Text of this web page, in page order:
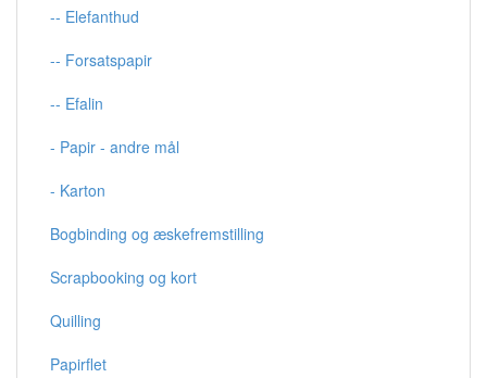
-- Elefanthud
-- Forsatspapir
-- Efalin
- Papir - andre mål
- Karton
Bogbinding og æskefremstilling
Scrapbooking og kort
Quilling
Papirflet